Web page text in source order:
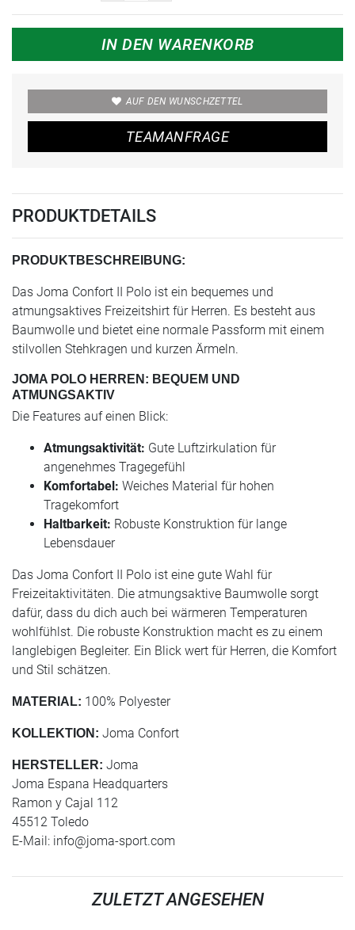
IN DEN WARENKORB
AUF DEN WUNSCHZETTEL
TEAMANFRAGE
PRODUKTDETAILS
PRODUKTBESCHREIBUNG:
Das Joma Confort II Polo ist ein bequemes und
atmungsaktives Freizeitshirt für Herren. Es besteht aus
Baumwolle und bietet eine normale Passform mit einem
stilvollen Stehkragen und kurzen Ärmeln.
JOMA POLO HERREN: BEQUEM UND
ATMUNGSAKTIV
Die Features auf einen Blick:
Atmungsaktivität: Gute Luftzirkulation für
angenehmes Tragegefühl
Komfortabel: Weiches Material für hohen
Tragekomfort
Haltbarkeit: Robuste Konstruktion für lange
Lebensdauer
Das Joma Confort II Polo ist eine gute Wahl für
Freizeitaktivitäten. Die atmungsaktive Baumwolle sorgt
dafür, dass du dich auch bei wärmeren Temperaturen
wohlfühlst. Die robuste Konstruktion macht es zu einem
langlebigen Begleiter. Ein Blick wert für Herren, die Komfort
und Stil schätzen.
MATERIAL: 100% Polyester
KOLLEKTION: Joma Confort
HERSTELLER: Joma
Joma Espana Headquarters
Ramon y Cajal 112
45512 Toledo
E-Mail: info@joma-sport.com
ZULETZT ANGESEHEN